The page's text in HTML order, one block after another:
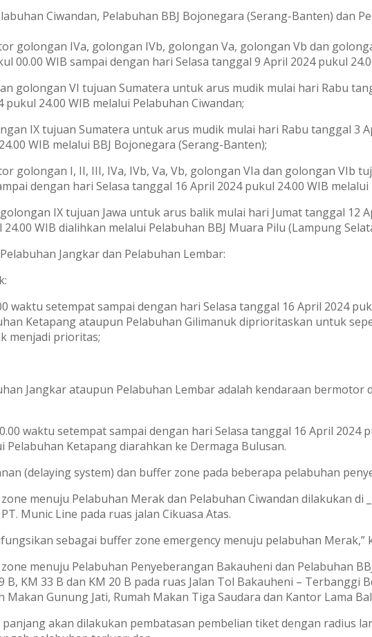
Ciwandan, Pelabuhan BBJ Bojonegara (Serang-Banten) dan
golongan IVa, golongan IVb, golongan Va, golongan Vb dan
00.00 WIB sampai dengan hari Selasa tanggal 9 April 2024 pukul
golongan VI tujuan Sumatera untuk arus mudik mulai hari Rabu
24.00 WIB melalui Pelabuhan Ciwandan;
IX tujuan Sumatera untuk arus mudik mulai hari Rabu tanggal 3
WIB melalui BBJ Bojonegara (Serang-Banten);
golongan I, II, III, IVa, IVb, Va, Vb, golongan VIa dan golongan VIb
dengan hari Selasa tanggal 16 April 2024 pukul 24.00 WIB
IX tujuan Jawa untuk arus balik mulai hari Jumat tanggal 12
WIB dialihkan melalui Pelabuhan BBJ Muara Pilu (Lampung
Jangkar dan Pelabuhan Lembar:
waktu setempat sampai dengan hari Selasa tanggal 16 April 2024
Ketapang ataupun Pelabuhan Gilimanuk diprioritaskan untuk
menjadi prioritas;
Jangkar ataupun Pelabuhan Lembar adalah kendaraan bermotor
waktu setempat sampai dengan hari Selasa tanggal 16 April 2024
Ketapang diarahkan ke Dermaga Bulusan.
(delaying system) dan buffer zone pada beberapa pelabuhan
menuju Pelabuhan Merak dan Pelabuhan Ciwandan dilakukan di
Munic Line pada ruas jalan Cikuasa Atas.
sebagai buffer zone emergency menuju pelabuhan Merak,”
menuju Pelabuhan Penyeberangan Bakauheni dan Pelabuhan
B, KM 33 B dan KM 20 B pada ruas Jalan Tol Bakauheni – Terbanggi
Gunung Jati, Rumah Makan Tiga Saudara dan Kantor Lama
akan dilakukan pembatasan pembelian tiket dengan radius